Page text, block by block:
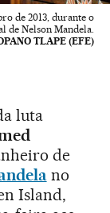
de 2013, durante o
de Nelson Mandela.
TLAPE (EFE)
luta
de
no
Island,